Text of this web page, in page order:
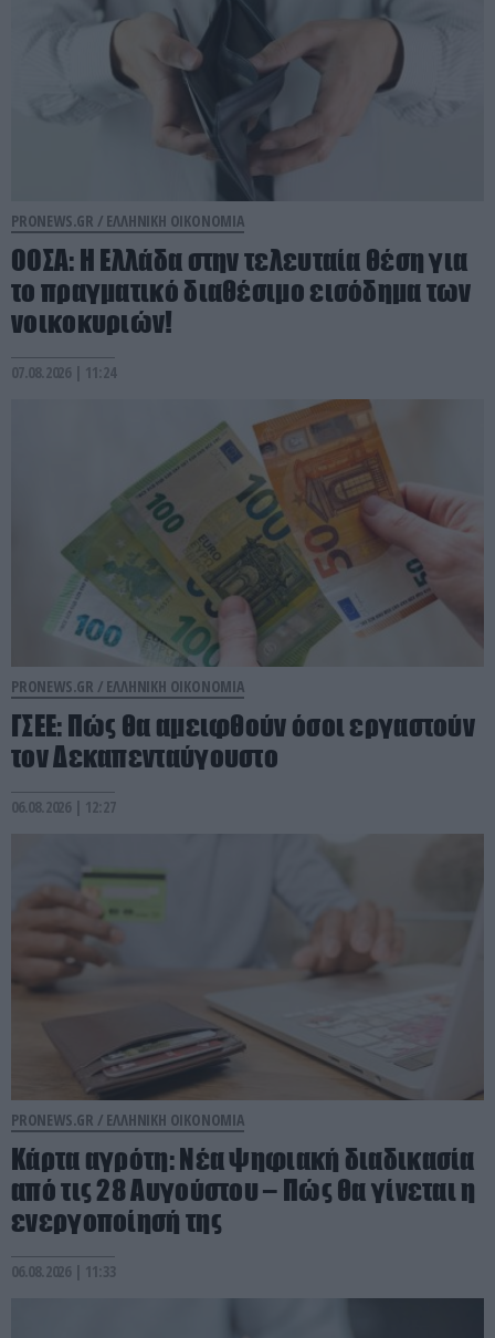
PRONEWS.GR / ΕΛΛΗΝΙΚΗ ΟΙΚΟΝΟΜΙΑ
ΟΟΣΑ: Η Ελλάδα στην τελευταία θέση για
το πραγματικό διαθέσιμο εισόδημα των
νοικοκυριών!
07.08.2026 | 11:24
PRONEWS.GR / ΕΛΛΗΝΙΚΗ ΟΙΚΟΝΟΜΙΑ
ΓΣΕΕ: Πώς θα αμειφθούν όσοι εργαστούν
τον Δεκαπενταύγουστο
06.08.2026 | 12:27
PRONEWS.GR / ΕΛΛΗΝΙΚΗ ΟΙΚΟΝΟΜΙΑ
Κάρτα αγρότη: Νέα ψηφιακή διαδικασία
από τις 28 Αυγούστου – Πώς θα γίνεται η
ενεργοποίησή της
06.08.2026 | 11:33